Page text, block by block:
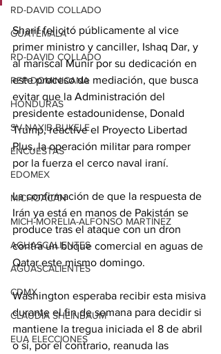
RD-DAVID COLLADO
GUATEMALA
RD-DAVID COLLADO
REP DOMINICANA
HONDURAS
SV-NAYIB BUKELE
ENCUESTAS
EDOMEX
MICHOACÁN
MICH-MORELIA-ALFONSO MARTÍNEZ
AGUASCALIENTES
AGUASCALIENTES
CDMX
CLAUDIA SHEINBAUM
EUA ELECCIONES
Sharif felicitó públicamente al vice
primer ministro y canciller, Ishaq Dar, y
al mariscal Munir por su dedicación en
este proceso de mediación, que busca
evitar que la Administración del
presidente estadounidense, Donald
Trump, reactive el Proyecto Libertad
Plus, la operación militar para romper
por la fuerza el cerco naval iraní.
La confirmación de que la respuesta de
Irán ya está en manos de Pakistán se
produce tras el ataque con un dron
contra un buque comercial en aguas de
Qatar este mismo domingo.
Washington esperaba recibir esta misiva
durante el fin de semana para decidir si
mantiene la tregua iniciada el 8 de abril
o si, por el contrario, reanuda las